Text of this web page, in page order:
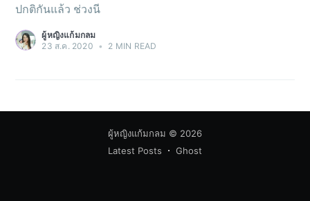
ปกติกันแล้ว ช่วงนี
ผู้หญิงแก้มกลม
23 ส.ค. 2020 • 2 MIN READ
ผู้หญิงแก้มกลม © 2026
Latest Posts
Ghost